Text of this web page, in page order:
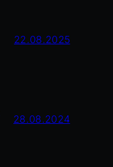
22.08.2025
28.08.2024